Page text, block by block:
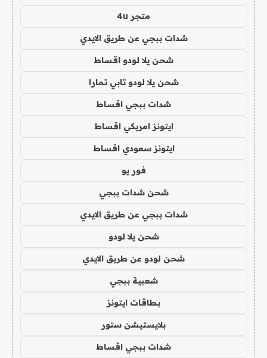
متجر 4u
شدات ببجي عن طريق الايدي
شحن يلا لودو اقساط
شحن يلا لودو تابي تمارا
شدات ببجي اقساط
ايتونز امريكي اقساط
ايتونز سعودي اقساط
فور يو
شحن شدات ببجي
شدات ببجي عن طريق الايدي
شحن يلا لودو
شحن لودو عن طريق الايدي
شعبية ببجي
بطاقات ايتونز
بلايستيشن ستور
شدات ببجي اقساط